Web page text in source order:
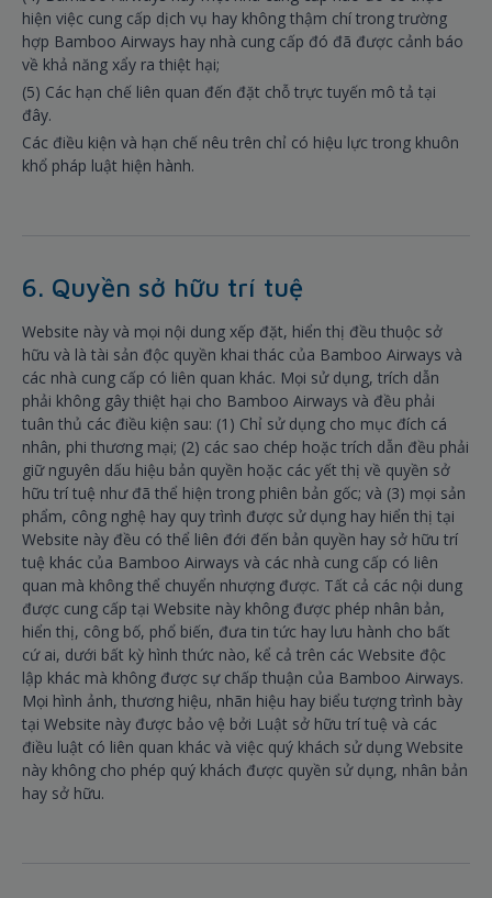
hiện việc cung cấp dịch vụ hay không thậm chí trong trường
hợp Bamboo Airways hay nhà cung cấp đó đã được cảnh báo
về khả năng xẩy ra thiệt hại;
(5) Các hạn chế liên quan đến đặt chỗ trực tuyến mô tả tại
đây.
Các điều kiện và hạn chế nêu trên chỉ có hiệu lực trong khuôn
khổ pháp luật hiện hành.
6. Quyền sở hữu trí tuệ
Website này và mọi nội dung xếp đặt, hiển thị đều thuộc sở
hữu và là tài sản độc quyền khai thác của Bamboo Airways và
các nhà cung cấp có liên quan khác. Mọi sử dụng, trích dẫn
phải không gây thiệt hại cho Bamboo Airways và đều phải
tuân thủ các điều kiện sau: (1) Chỉ sử dụng cho mục đích cá
nhân, phi thương mại; (2) các sao chép hoặc trích dẫn đều phải
giữ nguyên dấu hiệu bản quyền hoặc các yết thị về quyền sở
hữu trí tuệ như đã thể hiện trong phiên bản gốc; và (3) mọi sản
phẩm, công nghệ hay quy trình được sử dụng hay hiển thị tại
Website này đều có thể liên đới đến bản quyền hay sở hữu trí
tuệ khác của Bamboo Airways và các nhà cung cấp có liên
quan mà không thể chuyển nhượng được. Tất cả các nội dung
được cung cấp tại Website này không được phép nhân bản,
hiển thị, công bố, phổ biến, đưa tin tức hay lưu hành cho bất
cứ ai, dưới bất kỳ hình thức nào, kể cả trên các Website độc
lập khác mà không được sự chấp thuận của Bamboo Airways.
Mọi hình ảnh, thương hiệu, nhãn hiệu hay biểu tượng trình bày
tại Website này được bảo vệ bởi Luật sở hữu trí tuệ và các
điều luật có liên quan khác và việc quý khách sử dụng Website
này không cho phép quý khách được quyền sử dụng, nhân bản
hay sở hữu.